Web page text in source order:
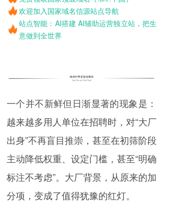
欢迎加入国家域名信源站点导航
站点智能：AI搭建 AI辅助运营独立站，把生
意做到全世界
一个并不新鲜但日渐显著的现象是：
越来越多用人单位在招聘时，对“大厂
出身”不再盲目推崇，甚至在初筛阶段
主动降低权重、设定门槛，甚至“明确
标注不考虑”。大厂背景，从原来的加
分项，变成了值得犹豫的红灯。